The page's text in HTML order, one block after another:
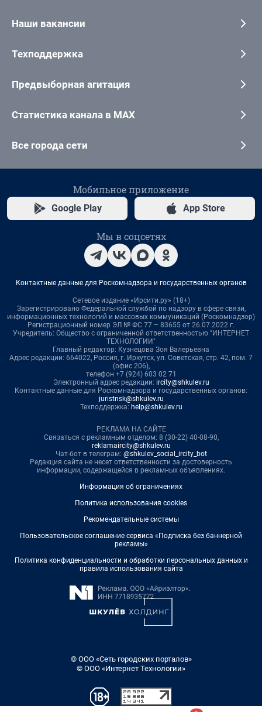
Наши вакансии
Техподдержка
Предвыборная агитация
Статистика канала в MAX
Все города сети
Мобильное приложение
Google Play App Store
Мы в соцсетях
Контактные данные для Роскомнадзора и государственных органов
Сетевое издание «Ирсити.ру» (18+)
Зарегистрировано Федеральной службой по надзору в сфере связи,
информационных технологий и массовых коммуникаций (Роскомнадзор)
Регистрационный номер ЭЛ № ФС 77 – 83655 от 26.07.2022 г.
Учредитель: Общество с ограниченной ответственностью "ИНТЕРНЕТ
ТЕХНОЛОГИИ"
Главный редактор: Кузнецова Зоя Валерьевна
Адрес редакции: 664022, Россия, г. Иркутск, ул. Советская, стр. 42, пом. 7
(офис 206),
телефон +7 (924) 603 02 71
Электронный адрес редакции: ircity@shkulev.ru
Контактные данные для Роскомнадзора и государственных органов:
juristnsk@shkulev.ru
Техподдержка: help@shkulev.ru
РЕКЛАМА НА САЙТЕ
Связаться с рекламным отделом: 8 (30-22) 40-08-90,
reklamaircity@shkulev.ru
Чат-бот в телеграм: @shkulev_social_ircity_bot
Редакция сайта не несет ответственности за достоверность
информации, содержащейся в рекламных объявлениях.
Информация об ограничениях
Политика использования cookies
Рекомендательные системы
Пользовательское соглашение сервиса «Подписка без баннерной
рекламы»
Политика конфиденциальности и обработки персональных данных и
правила использования сайта
© ООО «Сеть городских порталов»
© ООО «Интернет Технологии»